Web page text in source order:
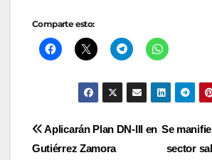
Comparte esto:
Navegación Se
sector
Aplicarán Plan DN-III en
Gutiérrez Zamora